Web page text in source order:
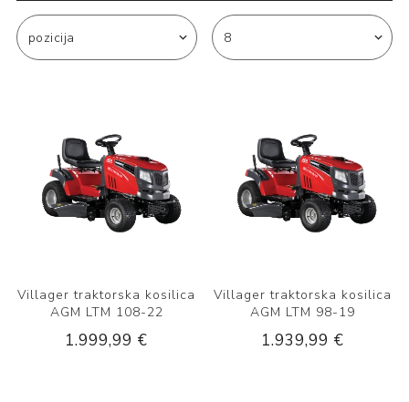
Villager traktorska kosilica
AGM LTM 108-22
1.999,99 €
Villager traktorska kosilica
AGM LTM 98-19
1.939,99 €